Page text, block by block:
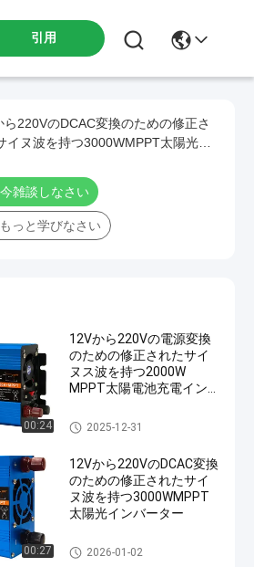
引用
ら220VのDCAC変換のための修正さ
イヌ波を持つ3000WMPPT太陽光イ
今雑談しなさい
もっと学びなさい
00:24
12Vから220Vの電源変換
のための修正されたサイ
ヌス波を持つ2000W
MPPT太陽電池充電インバ
太陽電荷インバーター
2025-12-31
00:27
12Vから220VのDCAC変換
のための修正されたサイ
ヌ波を持つ3000WMPPT
太陽光インバーター
太陽電荷インバーター
2026-01-02